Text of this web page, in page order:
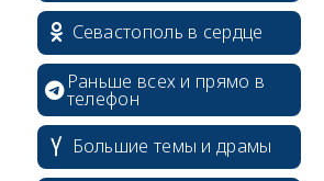
Севастополь в сердце
Раньше всех и прямо в
телефон
Большие темы и драмы
erid: 2SDnjcrDNw6